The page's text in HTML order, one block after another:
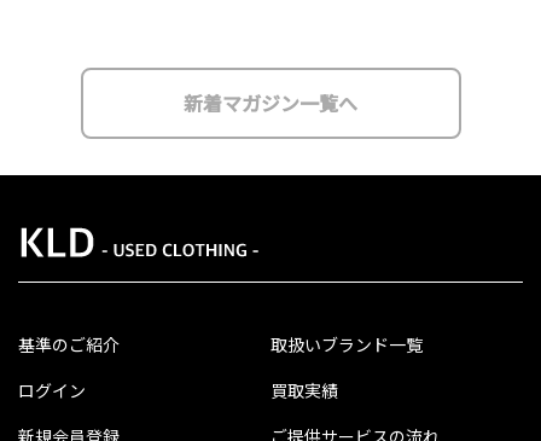
新着マガジン一覧へ
基準のご紹介
ログイン
新規会員登録
取扱いブランド一覧
買取実績
ご提供サービスの流れ